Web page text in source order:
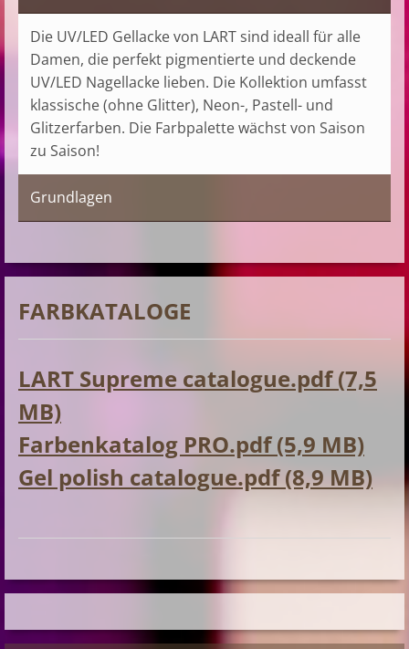
Die UV/LED Gellacke von LART sind ideall für alle
Damen, die perfekt pigmentierte und deckende
UV/LED Nagellacke lieben. Die Kollektion umfasst
klassische (ohne Glitter), Neon-, Pastell- und
Glitzerfarben. Die Farbpalette wächst von Saison
zu Saison!
Grundlagen
FARBKATALOGE
LART Supreme catalogue.pdf (7,5
MB)
Farbenkatalog PRO.pdf (5,9 MB)
Gel polish catalogue.pdf (8,9 MB)